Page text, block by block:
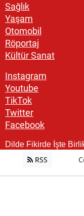
Sağlık
Yaşam
Otomobil
Röportaj
Kültür Sanat
Instagram
Youtube
TikTok
Twitter
Facebook
Dilde Fikirde İşte
RSS